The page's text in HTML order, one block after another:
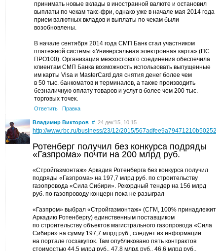
принимать новые вклады в иностранной валюте и остановил
выплаты по чекам такс-фри, однако уже в начале мая 2014 года
прием валютных вкладов и выплаты по чекам были
возобновлены.
В начале сентября 2014 года СМП Банк стал участником
платежной системы «Универсальная электронная карта» (ПС
ПРО100). Организация межхостового соединения обеспечила
клиентам СМП Банка возможность использовать выпущенные
им карты Visa и MasterCard для снятия денег более чем
в 50 тыс. банкоматов и терминалов, а также производить
безналичную оплату товаров и услуг в более чем 200 тыс.
торговых точек.
Ответить Правка
Владимир Викторов # 24 дек’15, 10:15
http://www.rbc.ru/business/23/12/2015/567adfee9a79471210b50252
Ротенберг получил без конкурса подряды
«Газпрома» почти на 200 млрд руб.
«Стройгазмонтаж» Аркадия Ротенберга без конкурса получил
подряды «Газпрома» на 197,7 млрд руб. по строительству
газопровода «Сила Сибири». Рекордный тендер на 156 млрд
руб. по газопроводу концерн пока не разыграл
«Газпром» выбрал «Стройгазмонтаж» (СГМ, 100% принадлежит
Аркадию Ротенбергу) единственным поставщиком
по строительству объектов магистрального газопровода «Сила
Сибири» на сумму 197,7 млрд руб., следует из информации
на портале госзакупок. Там опубликовано пять контрактов
стоимостью 44,5 млрд руб., 47,8 млрд руб., 46,6 млрд руб.,